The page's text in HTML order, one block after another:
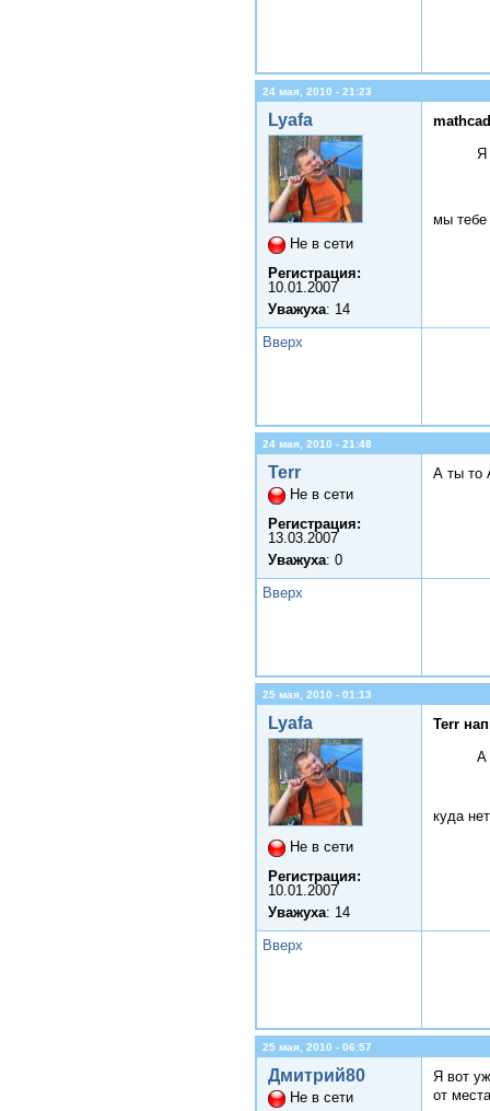
24 мая, 2010 - 21:23
Lyafa
Не в сети
Регистрация:
10.01.2007
Уважуха: 14
Я
мы тебе
Вверх
24 мая, 2010 - 21:48
Terr
Не в сети
Регистрация:
13.03.2007
Уважуха: 0
А ты то
Вверх
25 мая, 2010 - 01:13
Lyafa
Не в сети
Регистрация:
10.01.2007
Уважуха: 14
Terr
А
куда
Вверх
25 мая, 2010 - 06:57
Дмитрий80
Не в сети
Я вот
от